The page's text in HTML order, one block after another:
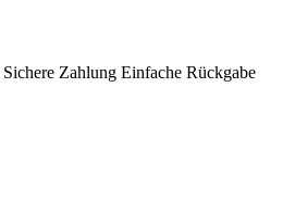
Sichere Zahlung Einfache Rückgabe